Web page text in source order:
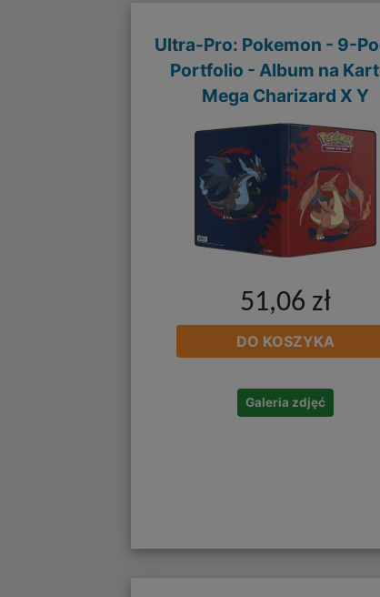
Ultra-Pro: Pokemon - 9-
Portfolio - Album na
Mega Charizard X Y
51,06 zł
DO KOSZYKA
Galeria zdjęć